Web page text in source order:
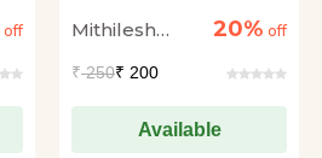
off
Mithilesh
20% off
₹250₹ 200
Available